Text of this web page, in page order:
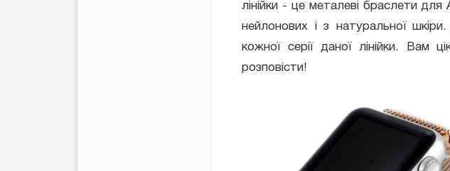
лінійки - це металеві браслети для
нейлонових і з натуральної
кожної серії даної лінійки. Вам
розповісти!